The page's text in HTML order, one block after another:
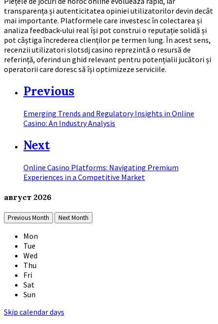
transparența și autenticitatea opiniei utilizatorilor devin decât
mai importante. Platformele care investesc în colectarea și
analiza feedback-ului real își pot construi o reputație solidă și
pot câștiga încrederea clienților pe termen lung. În acest sens,
recenzii utilizatori slotsdj casino reprezintă o resursă de
referință, oferind un ghid relevant pentru potențialii jucători și
operatorii care doresc să își optimizeze serviciile.
Previous
Emerging Trends and Regulatory Insights in Online
Casino: An Industry Analysis
Next
Online Casino Platforms: Navigating Premium
Experiences in a Competitive Market
август 2026
Previous Month Next Month
Mon
Tue
Wed
Thu
Fri
Sat
Sun
Skip calendar days